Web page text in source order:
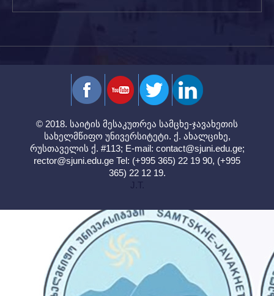
© 2018. საიტის მესაკუთრეა სამცხე-ჯავახეთის
სახელმწიფო უნივერსიტეტი. ქ. ახალციხე,
რუსთაველის ქ. #113; E-mail: contact@sjuni.edu.ge;
rector@sjuni.edu.ge Tel: (+995 365) 22 19 90, (+995
365) 22 12 19.
J.T.